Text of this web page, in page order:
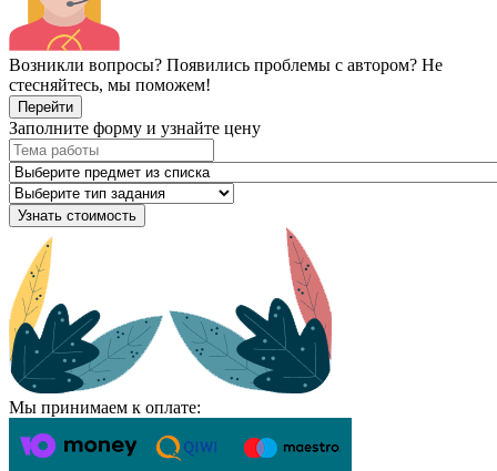
Возникли вопросы? Появились проблемы с автором? Не
стесняйтесь, мы поможем!
Перейти
Заполните форму и узнайте цену
Узнать стоимость
Мы принимаем к оплате: